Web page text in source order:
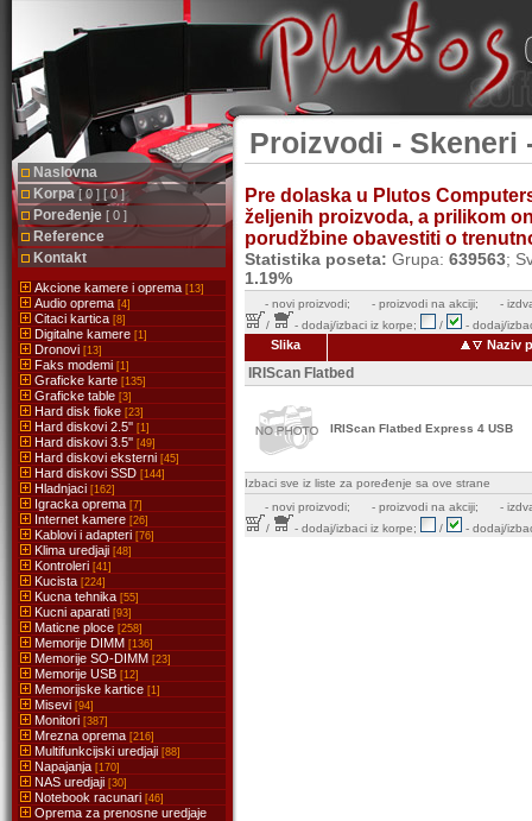
Naslovna
Korpa[ 0 ] [ 0 ]
Poređenje [ 0 ]
Reference
Kontakt
Akcione kamere i oprema [13]
Audio oprema [4]
Citaci kartica [8]
Digitalne kamere [1]
Dronovi [13]
Faks modemi [1]
Graficke karte [135]
Graficke table [3]
Hard disk fioke [23]
Hard diskovi 2.5'' [1]
Hard diskovi 3.5'' [49]
Hard diskovi eksterni [45]
Hard diskovi SSD [144]
Hladnjaci [162]
Igracka oprema [7]
Internet kamere [26]
Kablovi i adapteri [76]
Klima uredjaji [48]
Kontroleri [41]
Kucista [224]
Kucna tehnika [55]
Kucni aparati [93]
Maticne ploce [258]
Memorije DIMM [136]
Memorije SO-DIMM [23]
Memorije USB [12]
Memorijske kartice [1]
Misevi [94]
Monitori [387]
Mrezna oprema [216]
Multifunkcijski uredjaji [88]
Napajanja [170]
NAS uredjaji [30]
Notebook racunari [46]
Oprema za prenosne uredjaje
Proizvodi - Skeneri
Pre dolaska u Plutos
željenih proizvoda, a prilikom
porudžbine obavestiti o
Statistika poseta: Grupa: 639563;
1.19%
- novi proizvodi; - proizvodi na akciji;
-
/
- dodaj/izbaci iz korpe; / - dodaj/
Slika Naziv
IRIScan Flatbed
IRIScan Flatbed Express 4 USB
Izbaci sve iz liste za poređenje sa ove strane
- novi proizvodi; - proizvodi na akciji;
-
/
- dodaj/izbaci iz korpe; / - dodaj/